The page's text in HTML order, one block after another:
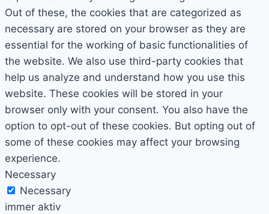
Out of these, the cookies that are categorized as
necessary are stored on your browser as they are
essential for the working of basic functionalities of
the website. We also use third-party cookies that
help us analyze and understand how you use this
website. These cookies will be stored in your
browser only with your consent. You also have the
option to opt-out of these cookies. But opting out of
some of these cookies may affect your browsing
experience.
Necessary
Necessary
immer aktiv